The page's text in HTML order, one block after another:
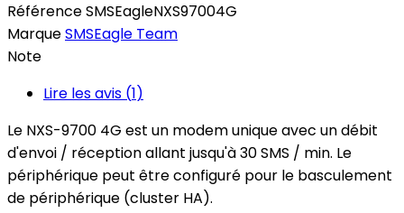
RéférenceSMSEagleNXS97004G
MarqueSMSEagle Team
Note
Lire les avis (1)
Le NXS-9700 4G est un modem unique avec un débit
d'envoi / réception allant jusqu'à 30 SMS / min. Le
périphérique peut être configuré pour le basculement
de périphérique (cluster HA).